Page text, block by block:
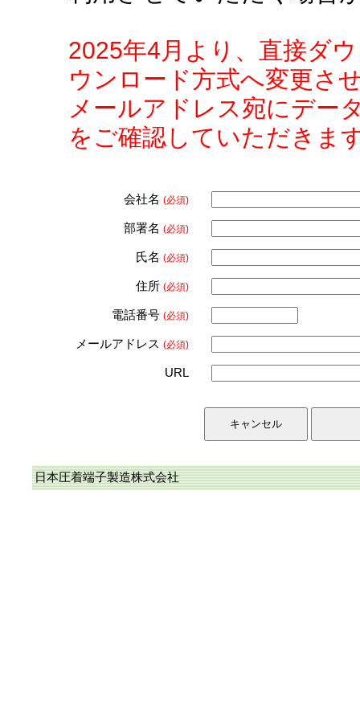
2025年4月より、直接ダ
ウンロード方式へ変更さ
メールアドレス宛にデー
をご確認していただきま
会社名 (必須)
部署名 (必須)
氏名 (必須)
住所 (必須)
電話番号 (必須)
メールアドレス (必須)
URL
日本圧着端子製造株式会社